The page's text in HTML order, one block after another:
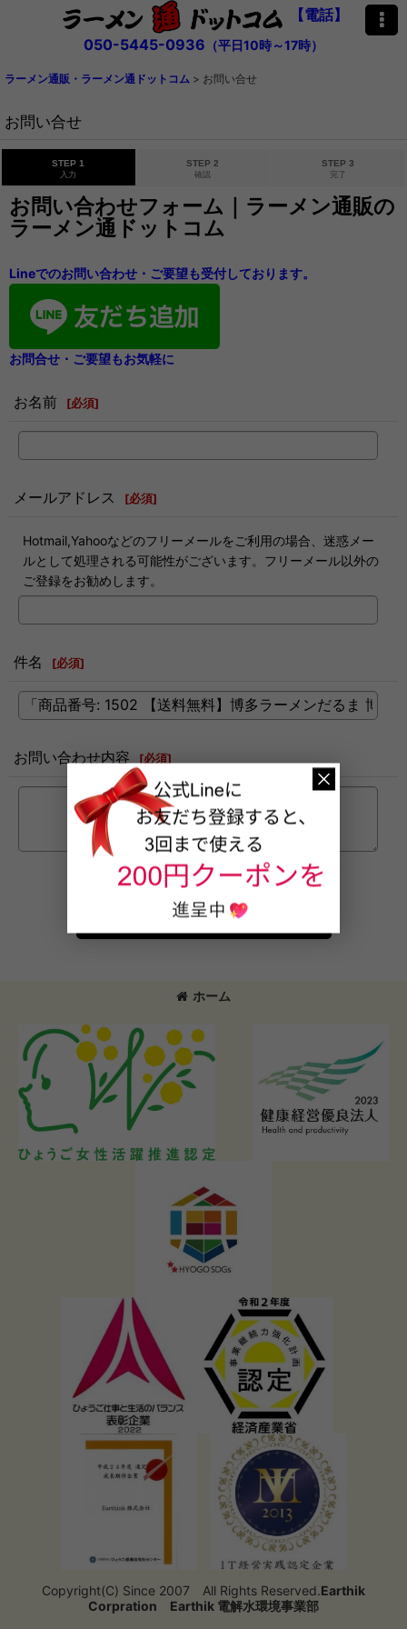
【電話】
050-5445-0936 （平日10時～17時）
ラーメン通販・ラーメン通ドットコム > お問い合せ
お問い合せ
STEP 1
入力
STEP 2
確認
STEP 3
完了
お問い合わせフォーム｜ラーメン通販の
ラーメン通ドットコム
Lineでのお問い合わせ・ご要望も受付しております。
お問合せ・ご要望もお気軽に
お名前 [必須]
メールアドレス [必須]
Hotmail,Yahooなどのフリーメールをご利用の場合、迷惑メー
ルとして処理される可能性がございます。フリーメール以外の
ご登録をお勧めします。
件名 [必須]
お問い合わせ内容 [必須]
確認画面へ
ホーム
Copyright(C) Since 2007 All Rights Reserved.Earthik
Corpration
Earthik 電解水環境事業部